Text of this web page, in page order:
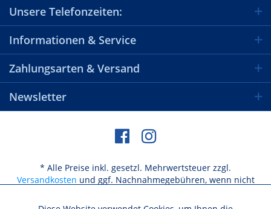
Unsere Telefonzeiten:
Informationen & Service
Zahlungsarten & Versand
Newsletter
* Alle Preise inkl. gesetzl. Mehrwertsteuer zzgl.
Versandkosten und ggf. Nachnahmegebühren, wenn nicht